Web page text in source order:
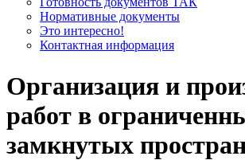
Нормативные документы
Это интересно!
Контактная информация
Организация и
работ в
замкнутых